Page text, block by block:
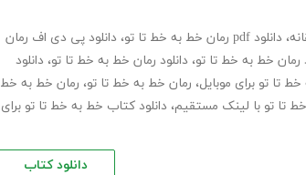
، دانلود pdf رمان خط به خط تا تو ، دانلود پی دی اف رمان
رمان خط به خط تا تو، دانلود رمان خط به خط تا تو، دانلود
تا تو برای موبایل، رمان خط به خط تا تو، رمان خط به خط
تا تو با لینک مستقیم، دانلود کتاب خط به خط تا تو برای
دانلود کتاب